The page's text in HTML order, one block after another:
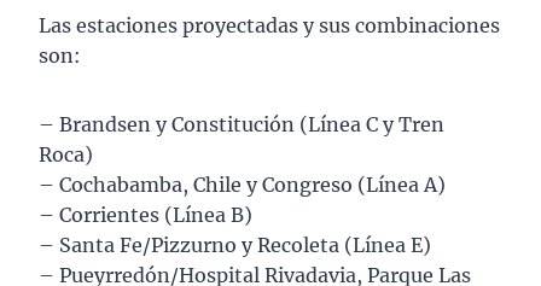
Las estaciones proyectadas y sus combinaciones
son:
– Brandsen y Constitución (Línea C y Tren
Roca)
– Cochabamba, Chile y Congreso (Línea A)
– Corrientes (Línea B)
– Santa Fe/Pizzurno y Recoleta (Línea E)
– Pueyrredón/Hospital Rivadavia, Parque Las